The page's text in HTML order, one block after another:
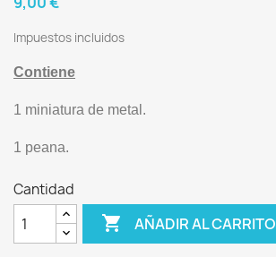
Impuestos incluidos
Contiene
1 miniatura de metal.
1 peana.
Cantidad
 AÑADIR AL CARRITO